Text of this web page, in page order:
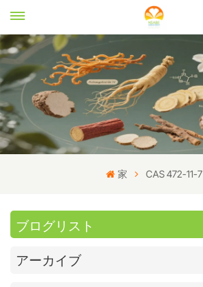
家 CAS 472-11-7
ブログリスト
アーカイブ